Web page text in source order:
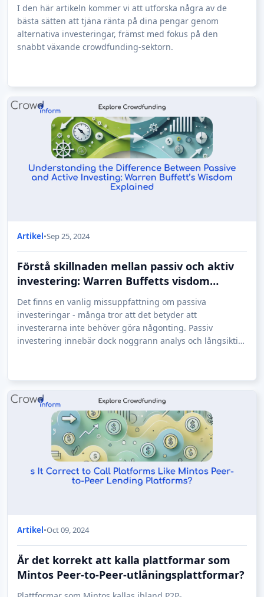
I den här artikeln kommer vi att utforska några av de
bästa sätten att tjäna ränta på dina pengar genom
alternativa investeringar, främst med fokus på den
snabbt växande crowdfunding-sektorn.
Artikel•Sep 25, 2024
Förstå skillnaden mellan passiv och aktiv
investering: Warren Buffetts visdom
förklarad
Det finns en vanlig missuppfattning om passiva
investeringar - många tror att det betyder att
investerarna inte behöver göra någonting. Passiv
investering innebär dock noggrann analys och långsiktig
Artikel•Oct 09, 2024
Är det korrekt att kalla plattformar som
Mintos Peer-to-Peer-utlåningsplattformar?